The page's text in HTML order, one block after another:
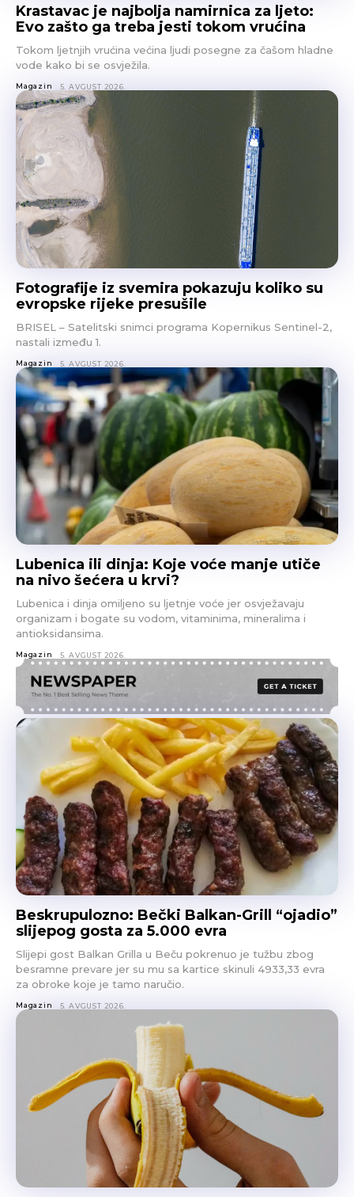
Krastavac je najbolja namirnica za ljeto:
Evo zašto ga treba jesti tokom vrućina
Tokom ljetnjih vrućina većina ljudi posegne za čašom hladne
vode kako bi se osvježila.
Magazin 5. AVGUST 2026.
Fotografije iz svemira pokazuju koliko su
evropske rijeke presušile
BRISEL – Satelitski snimci programa Kopernikus Sentinel-2,
nastali između 1.
Magazin 5. AVGUST 2026.
Lubenica ili dinja: Koje voće manje utiče
na nivo šećera u krvi?
Lubenica i dinja omiljeno su ljetnje voće jer osvježavaju
organizam i bogate su vodom, vitaminima, mineralima i
antioksidansima.
Magazin 5. AVGUST 2026.
Beskrupulozno: Bečki Balkan-Grill “ojadio”
slijepog gosta za 5.000 evra
Slijepi gost Balkan Grilla u Beču pokrenuo je tužbu zbog
besramne prevare jer su mu sa kartice skinuli 4933,33 evra
za obroke koje je tamo naručio.
Magazin 5. AVGUST 2026.